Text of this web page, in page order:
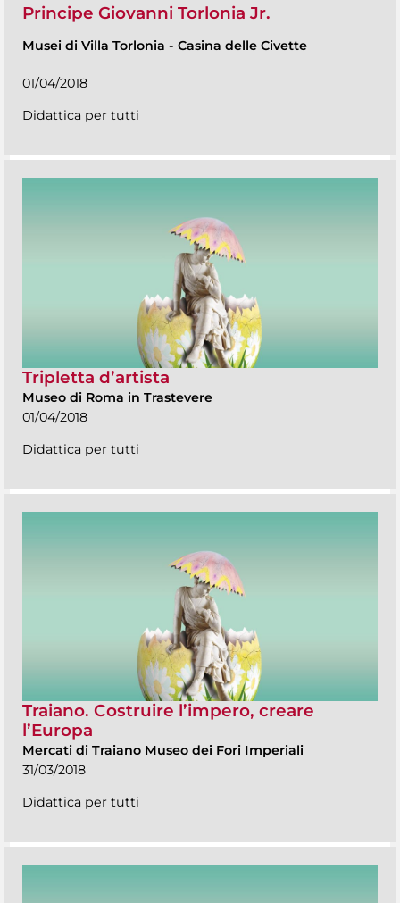
Principe Giovanni Torlonia Jr.
Musei di Villa Torlonia - Casina delle Civette
01/04/2018
Didattica per tutti
Tripletta d’artista
Museo di Roma in Trastevere
01/04/2018
Didattica per tutti
Traiano. Costruire l’impero, creare
l’Europa
Mercati di Traiano Museo dei Fori Imperiali
31/03/2018
Didattica per tutti